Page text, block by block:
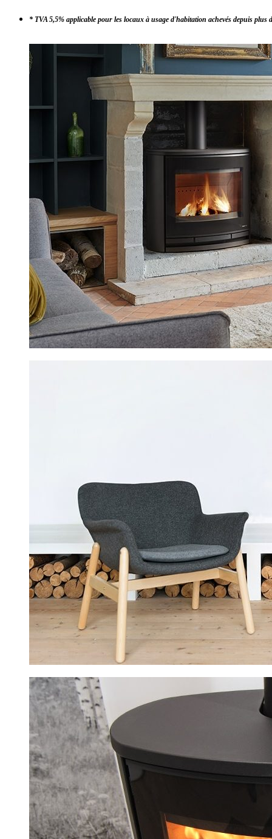
* TVA 5,5% applicable pour les locaux à usage d'habitation achevés depuis plus